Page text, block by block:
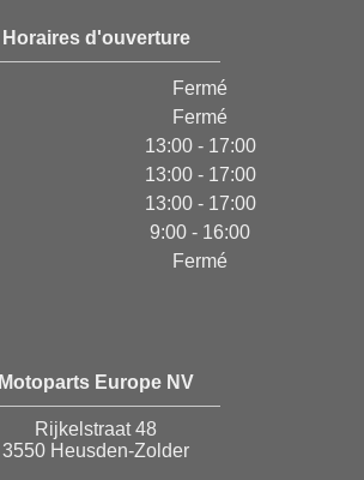
Horaires d'ouverture
Fermé
Fermé
13:00 - 17:00
13:00 - 17:00
13:00 - 17:00
9:00 - 16:00
Fermé
Motoparts Europe NV
Rijkelstraat 48
3550 Heusden-Zolder